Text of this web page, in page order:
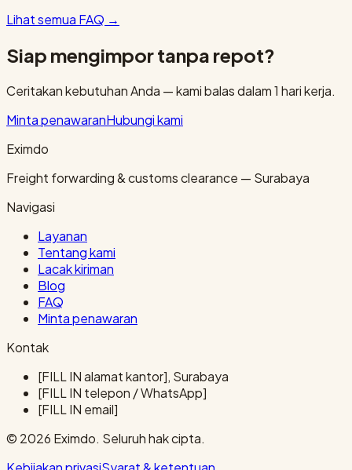
Lihat semua FAQ →
Siap mengimpor tanpa repot?
Ceritakan kebutuhan Anda — kami balas dalam 1 hari kerja.
Minta penawaranHubungi kami
Eximdo
Freight forwarding & customs clearance — Surabaya
Navigasi
Layanan
Tentang kami
Lacak kiriman
Blog
FAQ
Minta penawaran
Kontak
[FILL IN alamat kantor], Surabaya
[FILL IN telepon / WhatsApp]
[FILL IN email]
© 2026 Eximdo. Seluruh hak cipta.